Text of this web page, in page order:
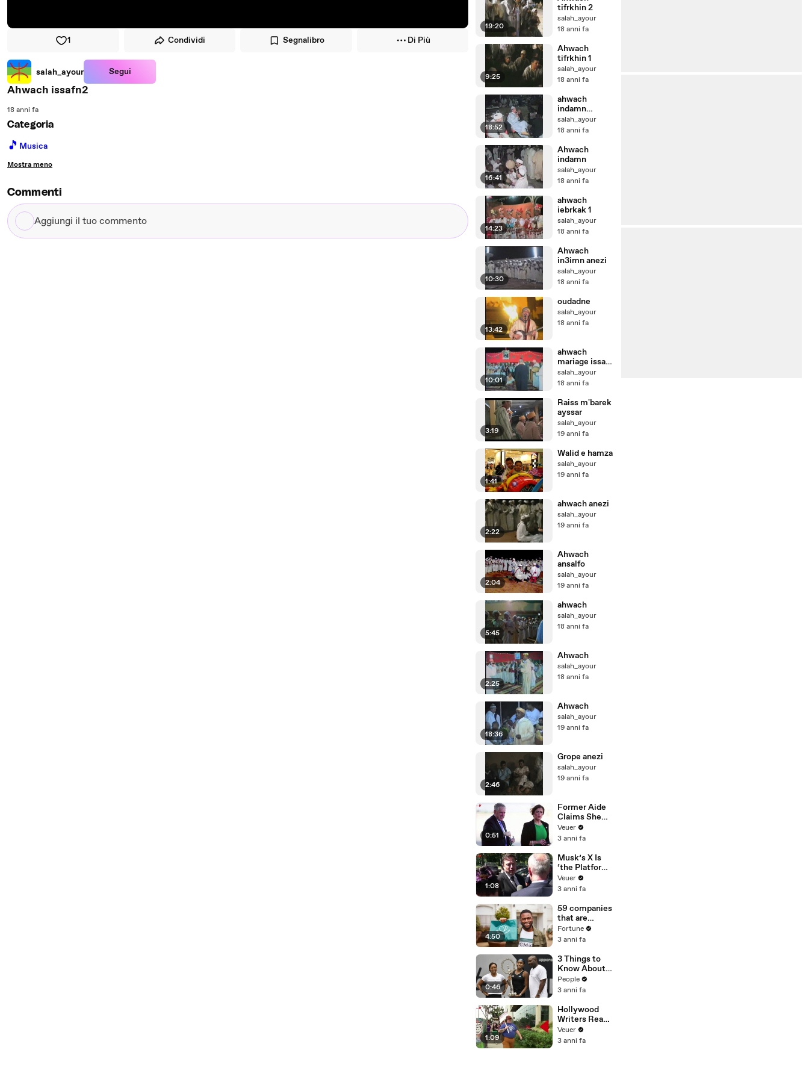
1 Condividi Segnalibro Di Più
salah_ayour Segui
Ahwach issafn2
18 anni fa
Categoria
🎵 Musica
Mostra meno
Commenti
Aggiungi
il
19:20
tifrkhin 2
salah_ayour
18 anni fa
9:25
Ahwach
tifrkhin 1
salah_ayour
18 anni fa
18:52
ahwach
indamn
3otman e
khadija
salah_ayour
18 anni fa
16:41
Ahwach
indamn
salah_ayour
18 anni fa
14:23
ahwach
iebrkak 1
salah_ayour
18 anni fa
10:30
Ahwach
in3imn anezi
salah_ayour
18 anni fa
13:42
oudadne
salah_ayour
18 anni fa
10:01
ahwach
mariage issafn
3
salah_ayour
18 anni fa
3:19
Raiss m'barek
ayssar
salah_ayour
19 anni fa
1:41
Walid e hamza
salah_ayour
19 anni fa
2:22
ahwach anezi
salah_ayour
19 anni fa
2:04
Ahwach
ansalfo
salah_ayour
19 anni fa
5:45
ahwach
salah_ayour
18 anni fa
2:25
Ahwach
salah_ayour
18 anni fa
18:36
Ahwach
salah_ayour
19 anni fa
2:46
Grope anezi
salah_ayour
19 anni fa
0:51
Former Aide
Claims She
Was Asked to
Make a ‘Hit
Trump
Veuer
3 anni fa
1:08
Musk’s X Is
‘the Platform
With the
Largest Ratio
Misinformatio
n or
Disinformatio
n’ Amongst
All Social
Media
Platforms
Veuer
3 anni fa
4:50
59 companies
that are
changing the
world: From
Chobani
Fortune
3 anni fa
0:46
3 Things to
Know About
Coco Gauff's
Parents
People
3 anni fa
1:09
Hollywood
Writers Reach
‘Tentative
Agreement’
Veuer
3 anni fa